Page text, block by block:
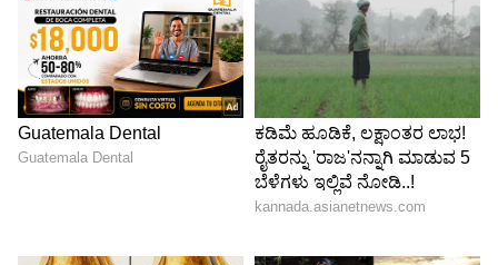
ಪಾದಯಾತ್ರೆಯಲ್ಲಿ ಭಾಗಿಯಾಗಿದ್ದ ಮಾಜಿ ಸಚಿವ
ಎಚ್‌.ಎಂ.ರೇವಣ್ಣ(HM Revanna) ಅವರಿಗೆ ಕೋವಿಡ್‌
ಸೋಂಕು ಕಾಣಿಸಿಕೊಂಡಿದೆ. ಇವರ ಜತೆ ಹೆಜ್ಜೆ ಹಾಕಿದವರಿಗೂ
ಸೋಂಕು ಹರಡಲಿದೆ. ಪಾದಯಾತ್ರೆ ಎಂಬ ಜನಜಾತ್ರೆಯಿಂದ
ಬೆಂಗಳೂರಿಗೆ ಕೋವಿಡ್‌ ಹಬ್ಬಿಸುವ ಕೆಲಸ ಮಾಡಲಾಗುತ್ತಿದೆ.
ಇದರಿಂದ ರಾಜ್ಯದಲ್ಲಿಯೂ ಕೊರೋನಾ ಸೋಂಕು ಪ್ರಕರಣಗಳ